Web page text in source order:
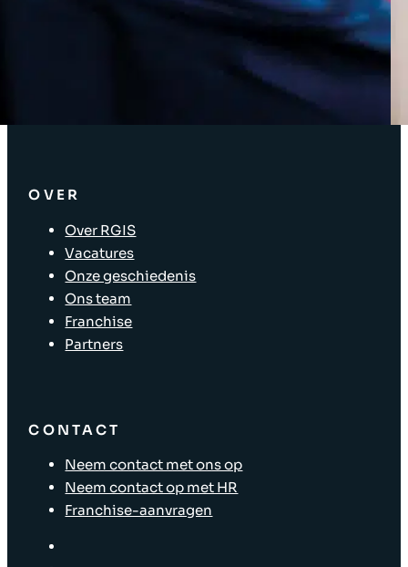
Oplossingen voor winkelverkoop
OVER
Over RGIS
Vacatures
Onze geschiedenis
Ons team
Franchise
Partners
CONTACT
Neem contact met ons op
Neem contact op met HR
Franchise-aanvragen